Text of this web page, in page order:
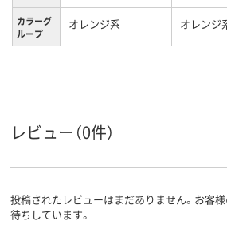
カラーグ
ループ
オレンジ系 オレンジ
レビュー（0件）
投稿されたレビューはまだありません。お客
待ちしています。